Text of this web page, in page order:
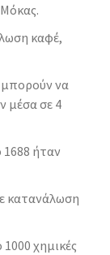
καφέ,
να
μέσα σε 4
ήταν
κατανάλωση
χημικές